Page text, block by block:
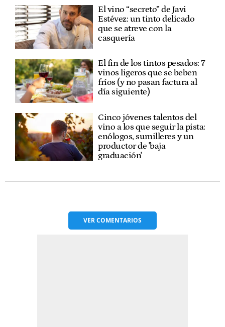
El vino “secreto” de Javi
Estévez: un tinto delicado
que se atreve con la
casquería
El fin de los tintos pesados: 7
vinos ligeros que se beben
fríos (y no pasan factura al
día siguiente)
Cinco jóvenes talentos del
vino a los que seguir la pista:
enólogos, sumilleres y un
productor de 'baja
graduación'
VERCOMENTARIOS